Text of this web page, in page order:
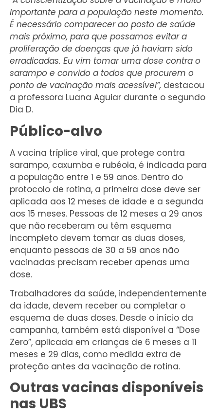
importante para a população neste momento.
É necessário comparecer ao posto de saúde
mais próximo, para que possamos evitar a
proliferação de doenças que já haviam sido
erradicadas. Eu vim tomar uma dose contra o
sarampo e convido a todos que procurem o
ponto de vacinação mais acessível”, destacou
a professora Luana Aguiar durante o segundo
Dia D.
Público-alvo
A vacina tríplice viral, que protege contra
sarampo, caxumba e rubéola, é indicada para
a população entre 1 e 59 anos. Dentro do
protocolo de rotina, a primeira dose deve ser
aplicada aos 12 meses de idade e a segunda
aos 15 meses. Pessoas de 12 meses a 29 anos
que não receberam ou têm esquema
incompleto devem tomar as duas doses,
enquanto pessoas de 30 a 59 anos não
vacinadas precisam receber apenas uma
dose.
Trabalhadores da saúde, independentemente
da idade, devem receber ou completar o
esquema de duas doses. Desde o início da
campanha, também está disponível a “Dose
Zero”, aplicada em crianças de 6 meses a 11
meses e 29 dias, como medida extra de
proteção antes da vacinação de rotina.
Outras vacinas disponíveis
nas UBS